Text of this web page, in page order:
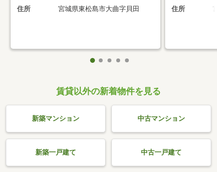
住所 宮城県東松島市大曲字貝田 住所
賃貸以外の新着物件を見る
新築マンション 中古マンション
新築一戸建て 中古一戸建て